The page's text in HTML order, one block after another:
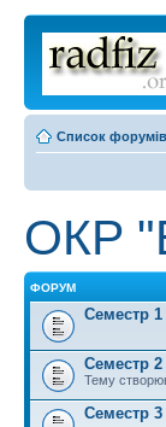
Список форумів
ОКР
ФОРУМ
Семестр 1
Семестр 2
Тему
Семестр 3